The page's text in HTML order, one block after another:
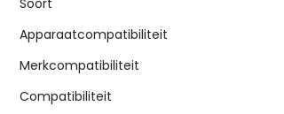
Soort
Apparaatcompatibiliteit
Merkcompatibiliteit
Compatibiliteit